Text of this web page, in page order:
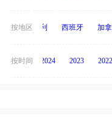
按地区
度 意大利 西班牙 加
按时间
2025 2024 2023 2022